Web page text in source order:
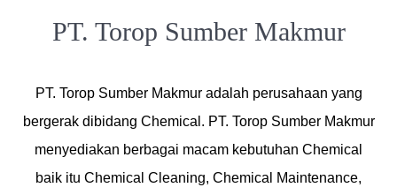
PT. Torop Sumber Makmur
PT. Torop Sumber Makmur adalah perusahaan yang
bergerak dibidang Chemical. PT. Torop Sumber Makmur
menyediakan berbagai macam kebutuhan Chemical
baik itu Chemical Cleaning, Chemical Maintenance,